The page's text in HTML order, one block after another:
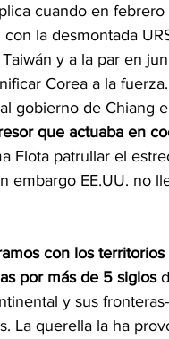
cuando en
la desmontada
y a la par en
Corea a la
gobierno de Chiang
que actuaba en
Flota patrullar el
embargo EE.UU. no
con los
por más de 5 siglos
y sus
La querella la ha